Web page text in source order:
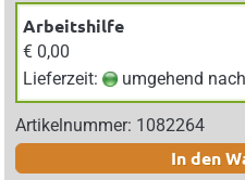
Arbeitshilfe
€ 0,00
Lieferzeit:
umgehend
Artikelnummer: 1082264
In den